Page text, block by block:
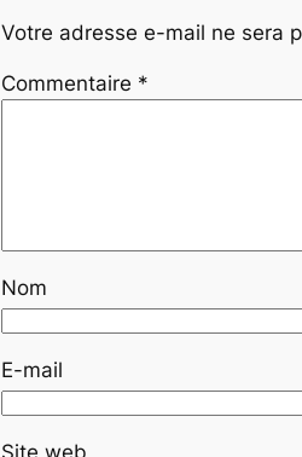
Votre adresse e-mail ne sera
Commentaire *
Nom
E-mail